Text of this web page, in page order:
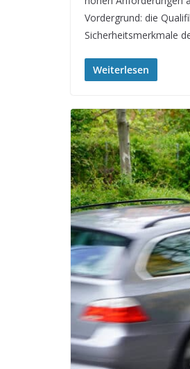
Vordergrund: die
Sicherheitsmerkmale
Weiterlesen